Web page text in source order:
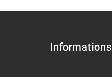
Informations